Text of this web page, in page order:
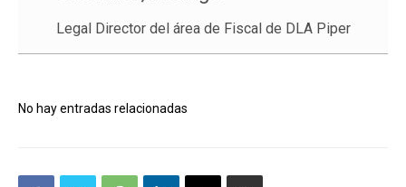
Legal Director del área de Fiscal de DLA Piper
No hay entradas relacionadas